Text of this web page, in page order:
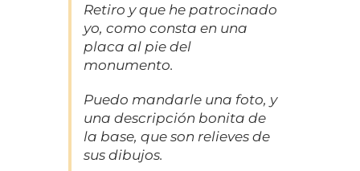
Retiro y que he patrocinado
yo, como consta en una
placa al pie del
monumento.
Puedo mandarle una foto, y
una descripción bonita de
la base, que son relieves de
sus dibujos.